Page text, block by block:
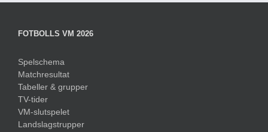
FOTBOLLS VM 2026
Spelschema
Matchresultat
Tabeller & grupper
TV-tider
VM-slutspelet
Landslagstrupper